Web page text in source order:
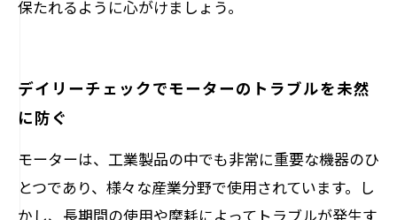
保たれるように心がけましょう。
デイリーチェックでモーターのトラブルを未然
に防ぐ
モーターは、工業製品の中でも非常に重要な機器のひ
とつであり、様々な産業分野で使用されています。し
かし、長期間の使用や摩耗によってトラブルが発生す